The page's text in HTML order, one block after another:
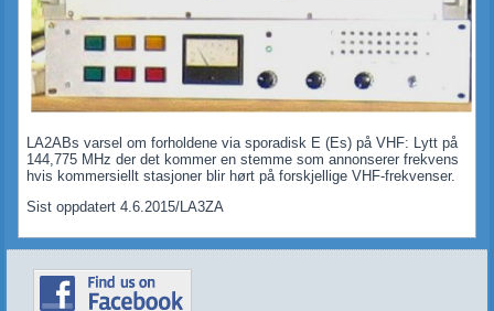
LA2ABs varsel om forholdene via sporadisk E (Es) på VHF: Lytt på
144,775 MHz der det kommer en stemme som annonserer frekvens
hvis kommersiellt stasjoner blir hørt på forskjellige VHF-frekvenser.
Sist oppdatert 4.6.2015/LA3ZA